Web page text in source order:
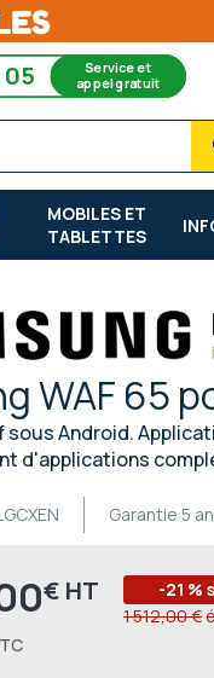
05 Service et
appel gratuit
MOBILES ET
TABLETTES
WAF 65
sous Android.
d'applications
Garantie 5
€
-21 %
1 512,00 €